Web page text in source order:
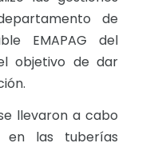
de
EMAPAG del
objetivo de dar
llevaron a cabo
en las tuberías